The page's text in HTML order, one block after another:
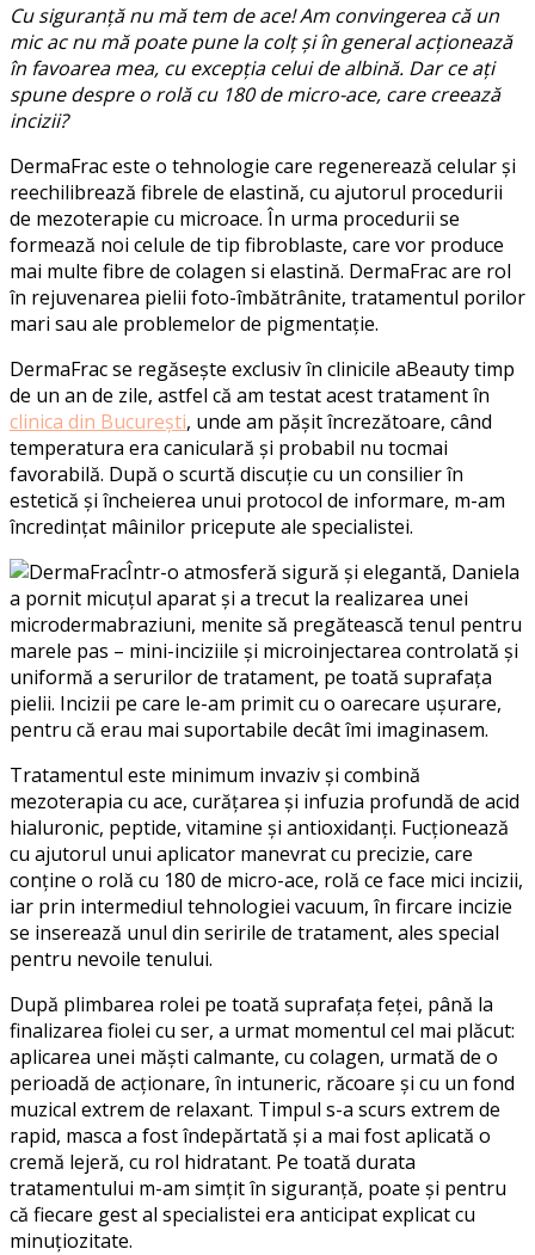
Cu siguranță nu mă tem de ace! Am convingerea că un
mic ac nu mă poate pune la colț și în general acționează
în favoarea mea, cu excepția celui de albină. Dar ce ați
spune despre o rolă cu 180 de micro-ace, care creează
incizii?
DermaFrac este o tehnologie care regenerează celular și
reechilibrează fibrele de elastină, cu ajutorul procedurii
de mezoterapie cu microace. În urma procedurii se
formează noi celule de tip fibroblaste, care vor produce
mai multe fibre de colagen si elastină. DermaFrac are rol
în rejuvenarea pielii foto-îmbătrânite, tratamentul porilor
mari sau ale problemelor de pigmentație.
DermaFrac se regăsește exclusiv în clinicile aBeauty timp
de un an de zile, astfel că am testat acest tratament în
clinica din București, unde am pășit încrezătoare, când
temperatura era caniculară și probabil nu tocmai
favorabilă. După o scurtă discuție cu un consilier în
estetică și încheierea unui protocol de informare, m-am
încredințat mâinilor pricepute ale specialistei.
Într-o atmosferă sigură și elegantă, Daniela
a pornit micuțul aparat și a trecut la realizarea unei
microdermabraziuni, menite să pregătească tenul pentru
marele pas – mini-inciziile și microinjectarea controlată și
uniformă a serurilor de tratament, pe toată suprafața
pielii. Incizii pe care le-am primit cu o oarecare ușurare,
pentru că erau mai suportabile decât îmi imaginasem.
Tratamentul este minimum invaziv și combină
mezoterapia cu ace, curățarea și infuzia profundă de acid
hialuronic, peptide, vitamine și antioxidanți. Fucționează
cu ajutorul unui aplicator manevrat cu precizie, care
conține o rolă cu 180 de micro-ace, rolă ce face mici incizii,
iar prin intermediul tehnologiei vacuum, în fircare incizie
se inserează unul din seririle de tratament, ales special
pentru nevoile tenului.
După plimbarea rolei pe toată suprafața feței, până la
finalizarea fiolei cu ser, a urmat momentul cel mai plăcut:
aplicarea unei măști calmante, cu colagen, urmată de o
perioadă de acționare, în intuneric, răcoare și cu un fond
muzical extrem de relaxant. Timpul s-a scurs extrem de
rapid, masca a fost îndepărtată și a mai fost aplicată o
cremă lejeră, cu rol hidratant. Pe toată durata
tratamentului m-am simțit în siguranță, poate și pentru
că fiecare gest al specialistei era anticipat explicat cu
minuțiozitate.